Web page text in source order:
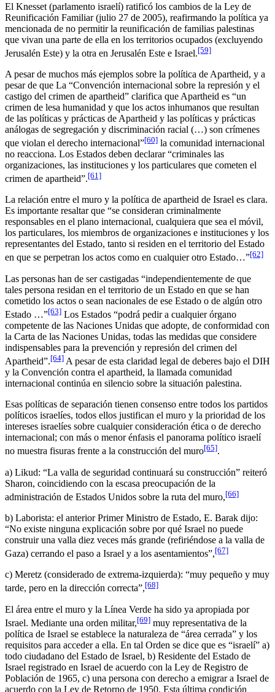
El Knesset (parlamento israelí) ratificó los cambios de la Ley de
Reunificación Familiar (julio 27 de 2005), reafirmando la política ya
mencionada de no permitir la reunificación de familias palestinas
que vivan una parte de ella en los territorios ocupados (excluyendo
Jerusalén Este) y la otra en Jerusalén Este e Israel.[59]
A pesar de muchos más ejemplos sobre la política de Apartheid, y a
pesar de que La “Convención internacional sobre la represión y el
castigo del crimen de apartheid” clarifica que Apartheid es “un
crimen de lesa humanidad y que los actos inhumanos que resultan
de las políticas y prácticas de Apartheid y las políticas y prácticas
análogas de segregación y discriminación racial (…) son crímenes
que violan el derecho internacional”[60] la comunidad internacional
no reacciona. Los Estados deben declarar “criminales las
organizaciones, las instituciones y los particulares que cometen el
crimen de apartheid”.[61]
La relación entre el muro y la política de apartheid de Israel es clara.
Es importante resaltar que “se consideran criminalmente
responsables en el plano internacional, cualquiera que sea el móvil,
los particulares, los miembros de organizaciones e instituciones y los
representantes del Estado, tanto si residen en el territorio del Estado
en que se perpetran los actos como en cualquier otro Estado…”[62]
Las personas han de ser castigadas “independientemente de que
tales persona residan en el territorio de un Estado en que se han
cometido los actos o sean nacionales de ese Estado o de algún otro
Estado …”[63] Los Estados “podrá pedir a cualquier órgano
competente de las Naciones Unidas que adopte, de conformidad con
la Carta de las Naciones Unidas, todas las medidas que considere
indispensables para la prevención y represión del crimen del
Apartheid”.[64] A pesar de esta claridad legal de deberes bajo el DIH
y la Convención contra el apartheid, la llamada comunidad
internacional continúa en silencio sobre la situación palestina.
Esas políticas de separación tienen consenso entre todos los partidos
políticos israelíes, todos ellos justifican el muro y la prioridad de los
intereses israelíes sobre cualquier consideración ética o de derecho
internacional; con más o menor énfasis el panorama político israelí
no muestra fisuras frente a la construcción del muro[65].
a) Likud: “La valla de seguridad continuará su construcción” reiteró
Sharon, coincidiendo con la escasa preocupación de la
administración de Estados Unidos sobre la ruta del muro,[66]
b) Laborista: el anterior Primer Ministro de Estado, E. Barak dijo:
“No existe ninguna explicación sobre por qué Israel no puede
construir una valla diez veces más grande (refiriéndose a la valla de
Gaza) cerrando el paso a Israel y a los asentamientos”,[67]
c) Meretz (considerado de extrema-izquierda): “muy pequeño y muy
tarde, pero en la dirección correcta”,[68]
El área entre el muro y la Línea Verde ha sido ya apropiada por
Israel. Mediante una orden militar,[69] muy representativa de la
política de Israel se establece la naturaleza de “área cerrada” y los
requisitos para acceder a ella. En tal Orden se dice que es “israelí” a)
todo ciudadano del Estado de Israel, b) Residente del Estado de
Israel registrado en Israel de acuerdo con la Ley de Registro de
Población de 1965, c) una persona con derecho a emigrar a Israel de
acuerdo con la Ley de Retorno de 1950. Esta última condición